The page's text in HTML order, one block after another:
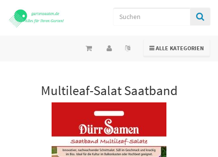
TOGGLE NAVIGATION
ALLE KATEGORIEN
Multileaf-Salat Saatband